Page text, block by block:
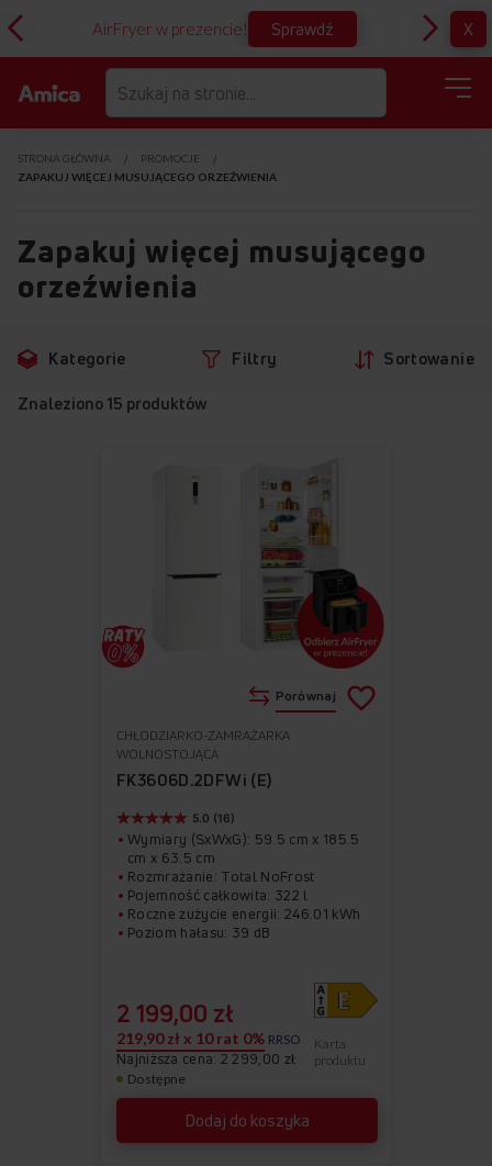
AirFryer w prezencie! Sprawdź X
STRONA GŁÓWNA
PROMOCJE
ZAPAKUJ WIĘCEJ MUSUJĄCEGO ORZEŹWIENIA
Zapakuj więcej musującego
orzeźwienia
do
Kategorie Filtry Sortowanie
Znaleziono 15 produktów
CHŁODZIARKO-ZAMRAŻARKA
WOLNOSTOJĄCA
FK3606D.2DFWi (E)
Dodaj do koszyka
5.0 (16)
Wymiary (SxWxG): 59.5 cm x 185.5
cm x 63.5 cm
Rozmrażanie: Total NoFrost
Pojemność całkowita: 322 l
Roczne zużycie energii: 246.01 kWh
Poziom hałasu: 39 dB
Karta
produktu
2 199,00 zł
219,90 zł x 10 rat 0% RRSO
Najniższa cena: 2 299,00 zł
Dostępne
Porównaj
do